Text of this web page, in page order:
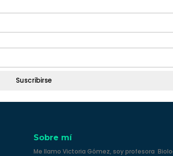
Suscribirse
Sobre mí
Me llamo Victoria Gómez, soy profesora